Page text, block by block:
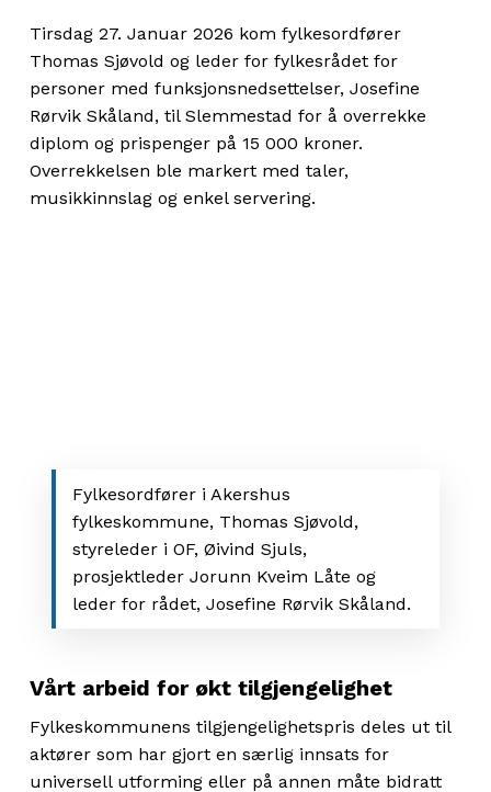
Tirsdag 27. Januar 2026 kom fylkesordfører
Thomas Sjøvold og leder for fylkesrådet for
personer med funksjonsnedsettelser, Josefine
Rørvik Skåland, til Slemmestad for å overrekke
diplom og prispenger på 15 000 kroner.
Overrekkelsen ble markert med taler,
musikkinnslag og enkel servering.
Fylkesordfører i Akershus
fylkeskommune, Thomas Sjøvold,
styreleder i OF, Øivind Sjuls,
prosjektleder Jorunn Kveim Låte og
leder for rådet, Josefine Rørvik Skåland.
Vårt arbeid for økt tilgjengelighet
Fylkeskommunens tilgjengelighetspris deles ut til
aktører som har gjort en særlig innsats for
universell utforming eller på annen måte bidratt